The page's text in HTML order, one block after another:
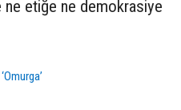
etiğe ne demokrasiye